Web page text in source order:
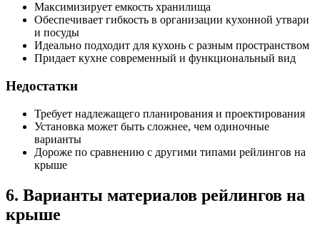
Максимизирует емкость хранилища
Обеспечивает гибкость в организации кухонной утвари
и посуды
Идеально подходит для кухонь с разным пространством
Придает кухне современный и функциональный вид
Недостатки
Требует надлежащего планирования и проектирования
Установка может быть сложнее, чем одиночные
варианты
Дороже по сравнению с другими типами рейлингов на
крыше
6. Варианты материалов рейлингов на
крыше